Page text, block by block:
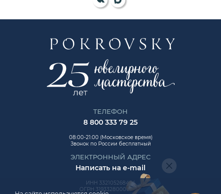
ТЕЛЕФОН
8 800 333 79 25
08:00-21:00 (Московское время)
Звонок по России бесплатный
ЭЛЕКТРОННЫЙ АДРЕС
Написать на e-mail
ИНН 332105268454
ОГРН 319332800006992